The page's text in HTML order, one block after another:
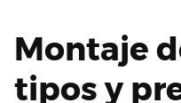
Montaje
tipos y